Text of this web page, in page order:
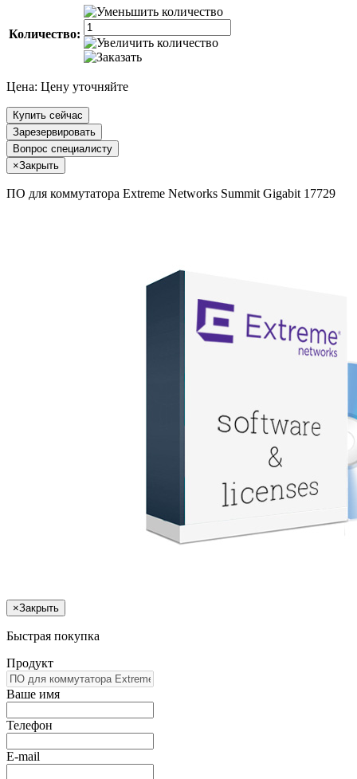
Количество:
Цена: Цену уточняйте
Купить сейчас
Зарезервировать
Вопрос специалисту
×Закрыть
ПО для коммутатора Extreme Networks Summit Gigabit 17729
×Закрыть
Быстрая покупка
Продукт
Ваше имя
Телефон
E-mail